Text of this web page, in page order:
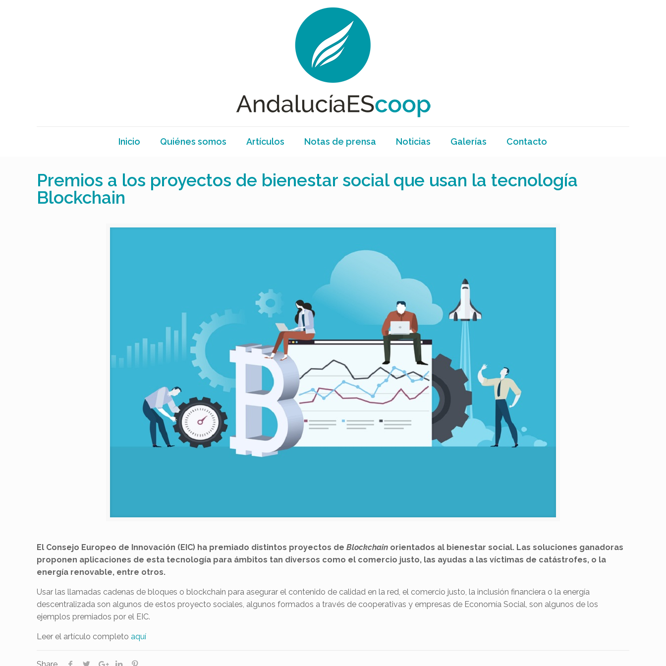
Inicio Quiénes somos Artículos Notas de prensa Noticias Galerías Contacto
Premios a los proyectos de bienestar social que usan la tecnología
Blockchain
El Consejo Europeo de Innovación (EIC) ha premiado distintos proyectos deBlockchain orientados al bienestar social. Las soluciones ganadoras
proponen aplicaciones de esta tecnología para ámbitos tan diversos como el comercio justo, las ayudas a las víctimas de catástrofes, o la
energía renovable, entre otros.
Usar las llamadas cadenas de bloques o blockchain para asegurar el contenido de calidad en la red, el comercio justo, la inclusión financiera o la energía
descentralizada son algunos de estos proyecto sociales, algunos formados a través de cooperativas y empresas de Economía Social, son algunos de los
ejemplos premiados por el EIC.
Leer el artículo completoaquí